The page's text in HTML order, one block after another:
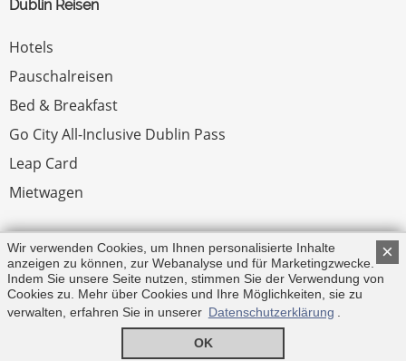
Dublin Reisen
Hotels
Pauschalreisen
Bed & Breakfast
Go City All-Inclusive Dublin Pass
Leap Card
Mietwagen
Rechtliches
Impressum
© Copyright 2026 by Irland.com
×
Wir verwenden Cookies, um Ihnen personalisierte Inhalte
anzeigen zu können, zur Webanalyse und für Marketingzwecke.
Indem Sie unsere Seite nutzen, stimmen Sie der Verwendung von
Cookies zu. Mehr über Cookies und Ihre Möglichkeiten, sie zu
verwalten, erfahren Sie in unserer Datenschutzerklärung
OK